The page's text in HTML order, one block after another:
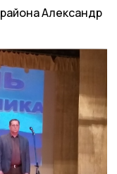
Александр